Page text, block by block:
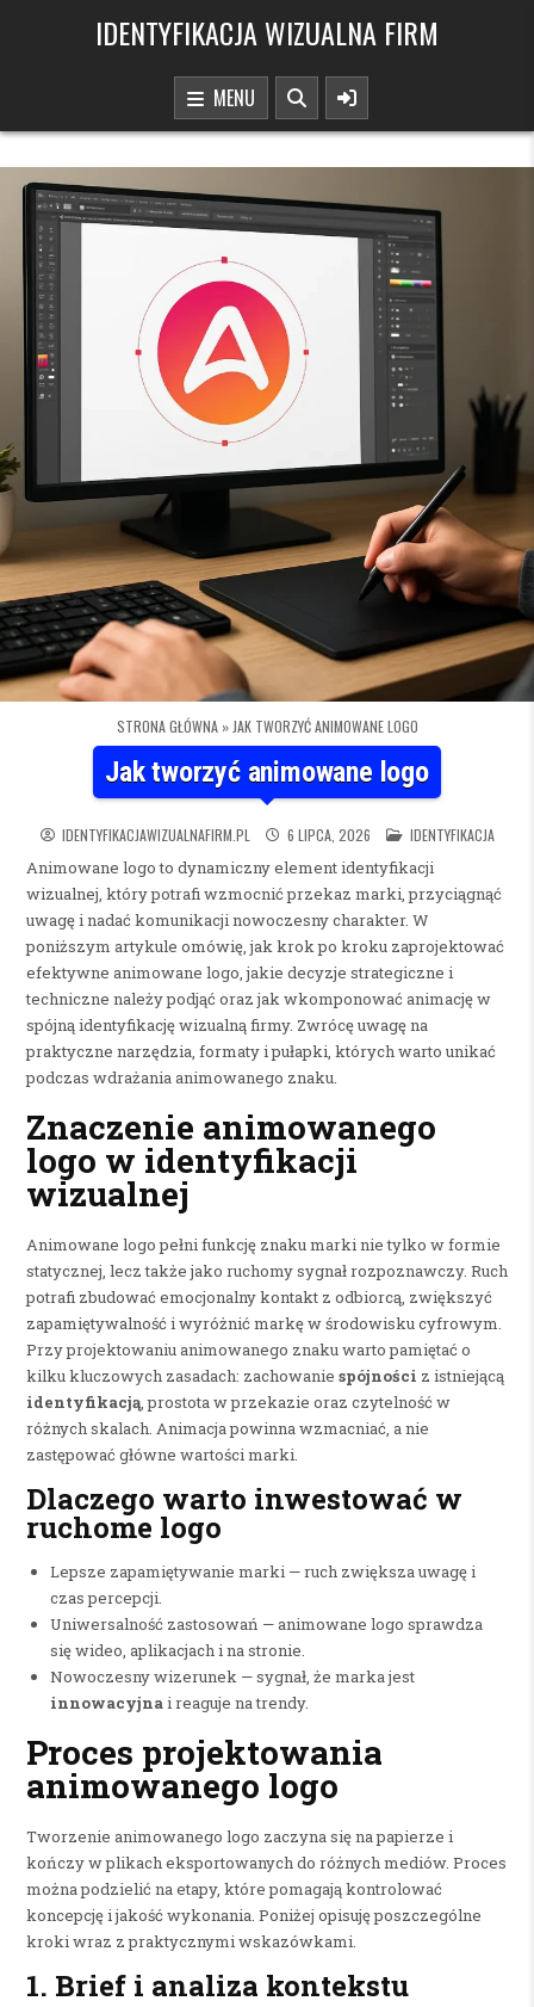
IDENTYFIKACJA WIZUALNA FIRM
MENU
STRONA GŁÓWNA» JAK TWORZYĆ ANIMOWANE LOGO
Jak tworzyć animowane logo
IDENTYFIKACJAWIZUALNAFIRM.PL 6 LIPCA, 2026 POSTED IN
IDENTYFIKACJA
Animowane logo to dynamiczny element identyfikacji
wizualnej, który potrafi wzmocnić przekaz marki, przyciągnąć
uwagę i nadać komunikacji nowoczesny charakter. W
poniższym artykule omówię, jak krok po kroku zaprojektować
efektywne animowane logo, jakie decyzje strategiczne i
techniczne należy podjąć oraz jak wkomponować animację w
spójną identyfikację wizualną firmy. Zwrócę uwagę na
praktyczne narzędzia, formaty i pułapki, których warto unikać
podczas wdrażania animowanego znaku.
Znaczenie animowanego
logo w identyfikacji
wizualnej
Animowane logo pełni funkcję znaku marki nie tylko w formie
statycznej, lecz także jako ruchomy sygnał rozpoznawczy. Ruch
potrafi zbudować emocjonalny kontakt z odbiorcą, zwiększyć
zapamiętywalność i wyróżnić markę w środowisku cyfrowym.
Przy projektowaniu animowanego znaku warto pamiętać o
kilku kluczowych zasadach: zachowanie spójności z istniejącą
identyfikacją, prostota w przekazie oraz czytelność w
różnych skalach. Animacja powinna wzmacniać, a nie
zastępować główne wartości marki.
Dlaczego warto inwestować w
ruchome logo
Lepsze zapamiętywanie marki — ruch zwiększa uwagę i
czas percepcji.
Uniwersalność zastosowań — animowane logo sprawdza
się wideo, aplikacjach i na stronie.
Nowoczesny wizerunek — sygnał, że marka jest
innowacyjnai reaguje na trendy.
Proces projektowania
animowanego logo
Tworzenie animowanego logo zaczyna się na papierze i
kończy w plikach eksportowanych do różnych mediów. Proces
można podzielić na etapy, które pomagają kontrolować
koncepcję i jakość wykonania. Poniżej opisuję poszczególne
kroki wraz z praktycznymi wskazówkami.
1. Brief i analiza kontekstu